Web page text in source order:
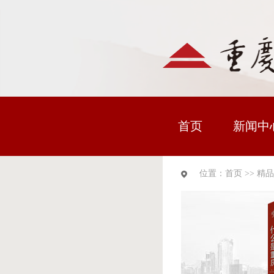
首页 新闻中
位置： 首页 >> 精